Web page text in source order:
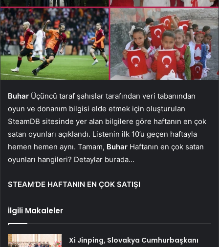
Buhar Üçüncü taraf şahıslar tarafından veri tabanından
oyun ve donanım bilgisi elde etmek için oluşturulan
SteamDB sitesinde yer alan bilgilere göre haftanın en çok
satan oyunları açıklandı. Listenin ilk 10’u geçen haftayla
hemen hemen aynı. Tamam, Buhar Haftanın en çok satan
oyunları hangileri? Detaylar burada…
STEAM’DE HAFTANIN EN ÇOK SATIŞI
İlgili Makaleler
Xi Jinping, Slovakya Cumhurbaşkanı